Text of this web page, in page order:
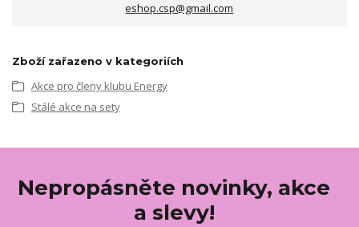
eshop.csp@gmail.com
Zboží zařazeno v kategoriích
Akce pro členy klubu Energy
Stálé akce na sety
Nepropásněte novinky, akce
a slevy!